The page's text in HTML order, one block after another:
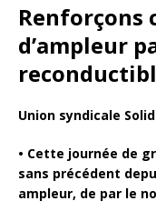
Renforçons
d’ampleur
Union syndicale
• Cette journée de
sans précédent
ampleur, de par le